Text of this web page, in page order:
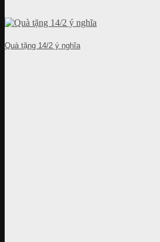
Quà tặng 14/2 ý nghĩa